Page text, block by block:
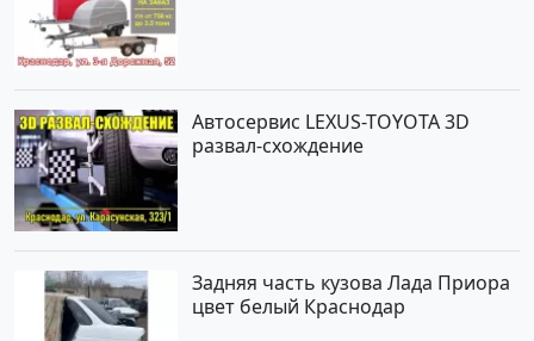
Автосервис LEXUS-TOYOTA 3D
развал-схождение
Задняя часть кузова Лада Приора
цвет белый Краснодар